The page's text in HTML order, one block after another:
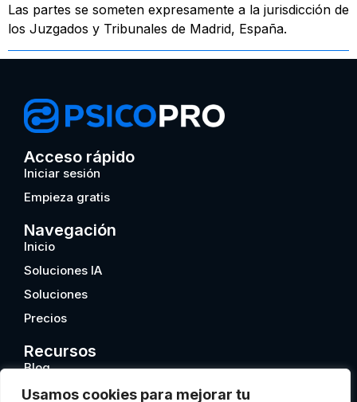
Usamos cookies para mejorar tu
Las partes se someten expresamente a la jurisdicción de
los Juzgados y Tribunales de Madrid, España.
Acceso rápido
Iniciar sesión
Empieza gratis
Navegación
Inicio
Soluciones IA
Soluciones
Precios
Recursos
Blog
Psicopro Academy